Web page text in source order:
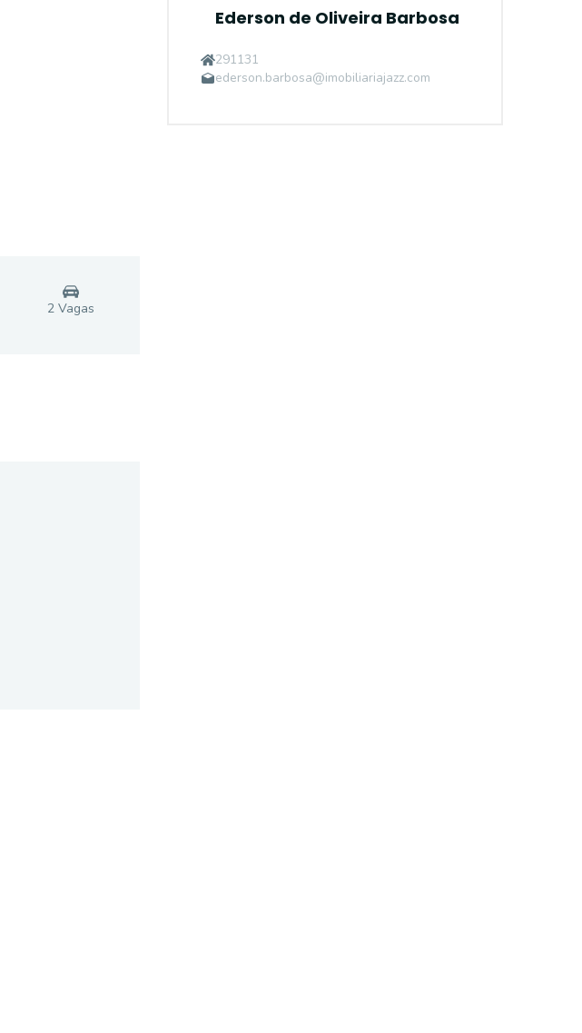
2 Vagas
Ederson de Oliveira Barbosa
291131
ederson.barbosa@imobiliariajazz.com